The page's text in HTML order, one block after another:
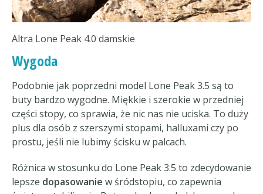
Altra Lone Peak 4.0 damskie
Wygoda
Podobnie jak poprzedni model Lone Peak 3.5 są to
buty bardzo wygodne. Miękkie i szerokie w przedniej
części stopy, co sprawia, że nic nas nie uciska. To duży
plus dla osób z szerszymi stopami, halluxami czy po
prostu, jeśli nie lubimy ścisku w palcach.
Różnica w stosunku do Lone Peak 3.5 to zdecydowanie
lepsze dopasowanie w śródstopiu, co zapewnia